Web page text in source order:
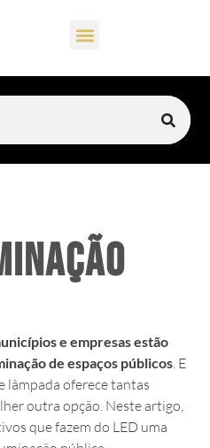
e empresas estão
de espaços públicos. E
lâmpada oferece tantas
outra opção. Neste artigo,
que fazem do LED uma